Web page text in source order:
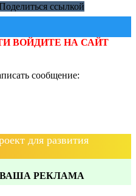
ссылкой
ВОЙДИТЕ НА САЙТ
сообщение:
для развития
РЕКЛАМА